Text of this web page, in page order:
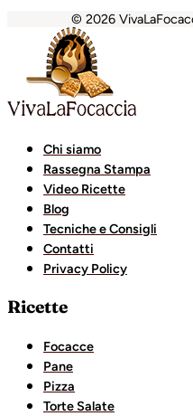
© 2026
holiganbet
Chi siamo
Rassegna Stampa
Video Ricette
Blog
Tecniche e Consigli
Contatti
Privacy Policy
Ricette
Focacce
Pane
Pizza
Torte Salate